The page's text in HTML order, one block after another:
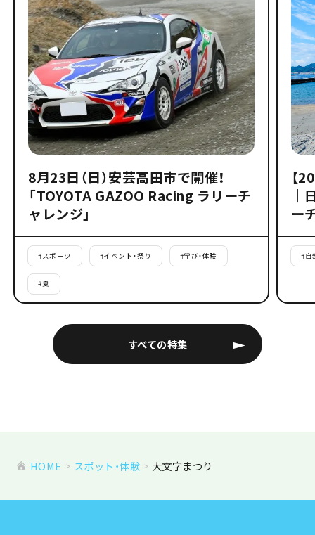
すべての特集
8月23日（日）安芸高田市で開催！
「TOYOTA GAZOO Racing ラリーチ
ャレンジ」
#スポーツ #イベント・祭り #学び・体験
#夏
【
｜
ー
#自
HOME スポット・体験 大文字まつり